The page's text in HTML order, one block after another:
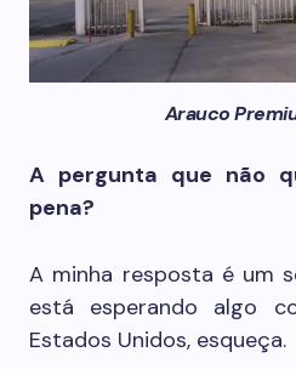
Arauco
A pergunta que não
pena?
A minha resposta é um
está esperando algo
Estados Unidos, esqueça.